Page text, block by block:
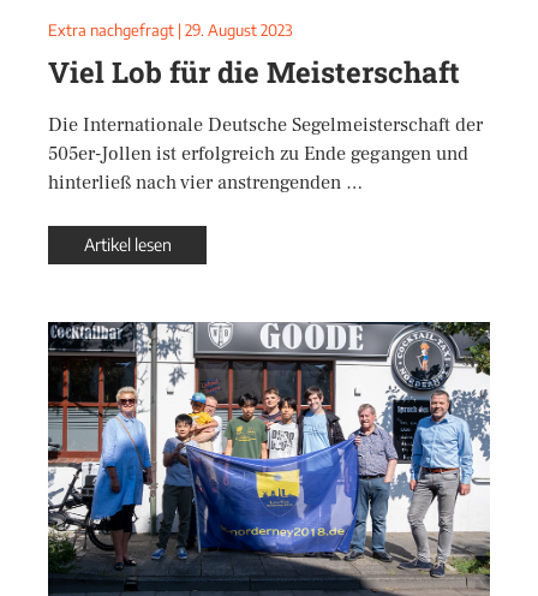
Extra nachgefragt | 29. August 2023
Viel Lob für die Meisterschaft
Die Internationale Deutsche Segelmeisterschaft der
505er-Jollen ist erfolgreich zu Ende gegangen und
hinterließ nach vier anstrengenden …
Artikel lesen